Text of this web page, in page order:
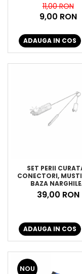
11,00 RON
9,00 RON
ADAUGA IN COS
SET PERII
CONECTORI,
BAZA
39,00 RON
ADAUGA IN COS
NOU